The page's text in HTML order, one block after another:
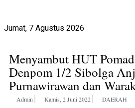
Jumat, 7 Agustus 2026
Menyambut HUT
Denpom 1/2 Sibolga
Purnawirawan dan
Admin Kamis, 2 Juni 2022 DAERAH